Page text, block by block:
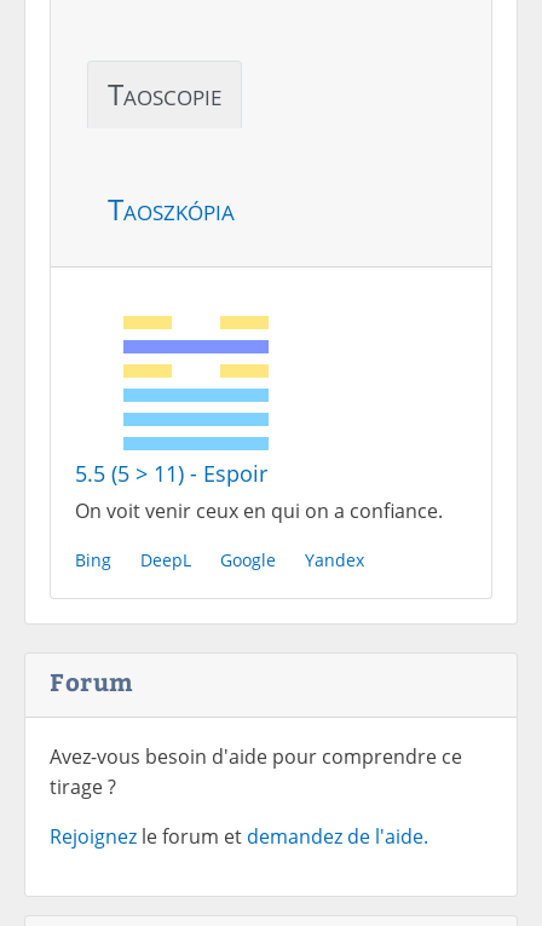
Taoscopie
Taoszkópia
5.5 (5 > 11) - Espoir
On voit venir ceux en qui on a confiance.
Bing DeepL Google Yandex
Forum
Avez-vous besoin d'aide pour comprendre ce
tirage ?
Rejoignez le forum et demandez de l'aide.